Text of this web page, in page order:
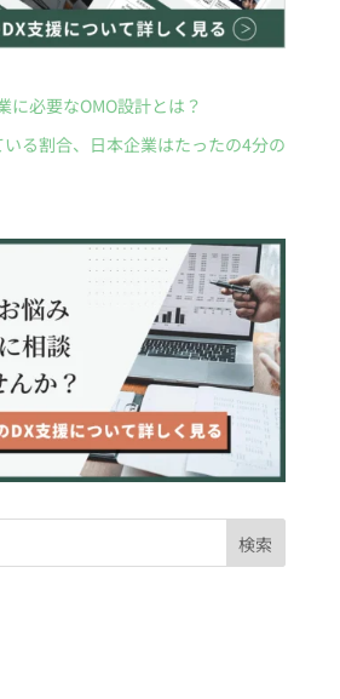
に必要なOMO設計とは？
る割合、日本企業はたったの4分の
検索